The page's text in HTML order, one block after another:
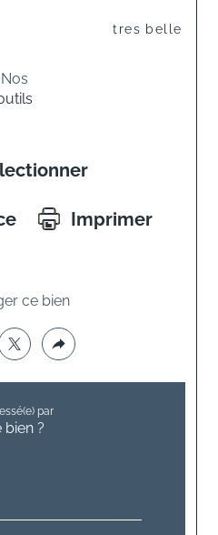
tres belle
Nos
Imprimer
ce bien
par
bien ?